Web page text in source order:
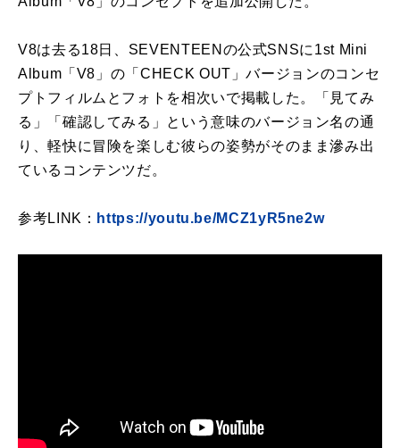
V8は去る18日、SEVENTEENの公式SNSに1st Mini
Album「V8」の「CHECK OUT」バージョンのコンセ
プトフィルムとフォトを相次いで掲載した。「見てみ
る」「確認してみる」という意味のバージョン名の通
り、軽快に冒険を楽しむ彼らの姿勢がそのまま滲み出
ているコンテンツだ。
参考LINK： https://youtu.be/MCZ1yR5ne2w